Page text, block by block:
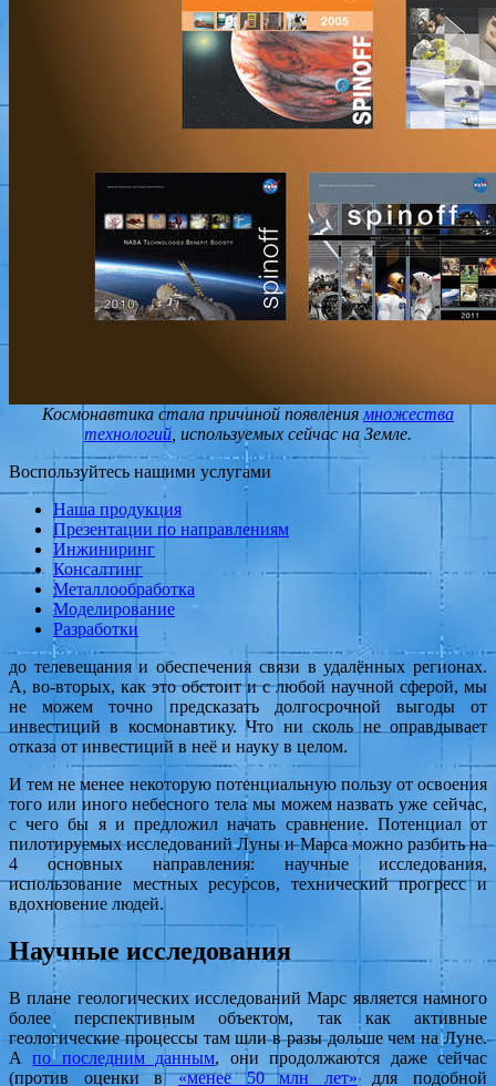
Космонавтика стала причиной появления множества
технологий , используемых сейчас на Земле.
Воспользуйтесь нашими услугами
Наша продукция
Презентации по направлениям
Инжиниринг
Консалтинг
Металлообработка
Моделирование
Разработки
до телевещания и обеспечения связи в удалённых регионах.
А, во-вторых, как это обстоит и с любой научной сферой, мы
не можем точно предсказать долгосрочной выгоды от
инвестиций в космонавтику. Что ни сколь не оправдывает
отказа от инвестиций в неё и науку в целом.
И тем не менее некоторую потенциальную пользу от освоения
того или иного небесного тела мы можем назвать уже сейчас,
с чего бы я и предложил начать сравнение. Потенциал от
пилотируемых исследований Луны и Марса можно разбить на
4 основных направления: научные исследования,
использование местных ресурсов, технический прогресс и
вдохновение людей.
Научные исследования
В плане геологических исследований Марс является намного
более перспективным объектом, так как активные
геологические процессы там шли в разы дольше чем на Луне.
Апо последним данным, они продолжаются даже сейчас
(против оценки в«менее 50 млн лет»для подобной